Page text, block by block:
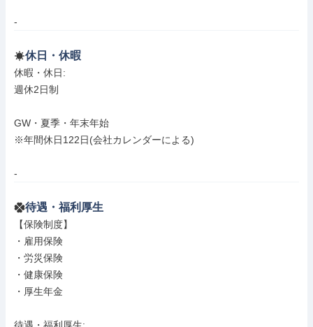
-
休日・休暇
休暇・休日:
週休2日制
GW・夏季・年末年始
※年間休日122日(会社カレンダーによる)
-
待遇・福利厚生
【保険制度】
・雇用保険
・労災保険
・健康保険
・厚生年金